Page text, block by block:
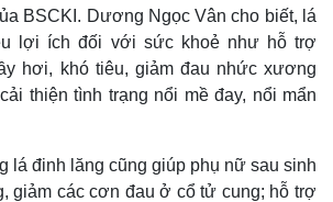
Dấu ấn VOV
Việc làm
Biển đảo
BSCKI. Dương Ngọc Vân cho biết, lá
lợi ích đối với sức khoẻ như hỗ trợ
hơi, khó tiêu, giảm đau nhức xương
thiện tình trạng nổi mề đay, nổi mẩn
lá đinh lăng cũng giúp phụ nữ sau sinh
giảm các cơn đau ở cổ tử cung; hỗ trợ